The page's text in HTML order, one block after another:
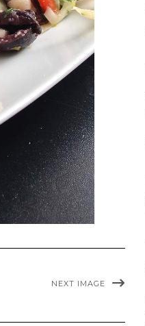
NEXT IMAGE